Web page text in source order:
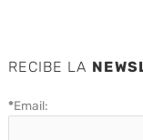
RECIBE LA
*Email: